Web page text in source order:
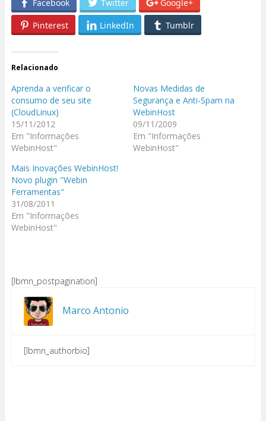
Facebook Twitter
Google+
Pinterest
LinkedIn Tumblr
Relacionado
Aprenda a verificar o
consumo de seu site
(CloudLinux)
15/11/2012
Em "Informações
WebinHost"
Novas Medidas de
Segurança e Anti-Spam na
WebinHost
09/11/2009
Em "Informações
WebinHost"
Mais Inovações WebinHost!
Novo plugin "Webin
Ferramentas"
31/08/2011
Em "Informações
WebinHost"
[lbmn_postpagination]
Marco Antonio
[lbmn_authorbio]